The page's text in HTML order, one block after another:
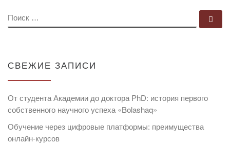
ПОИСК
СВЕЖИЕ ЗАПИСИ
От студента Академии до доктора PhD: история первого
собственного научного успеха «Bolashaq»
Обучение через цифровые платформы: преимущества
онлайн-курсов